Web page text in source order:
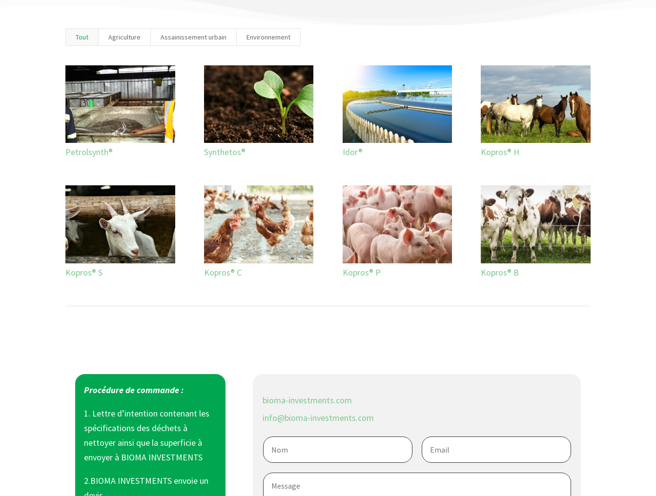
Tout Agriculture Assainissement urbain Environnement
Petrolsynth® Synthetos® Idor® Kopros® H
Kopros® S Kopros® C Kopros® P Kopros® B
Procédure de commande :
1. Lettre d’intention contenant les
spécifications des déchets à
nettoyer ainsi que la superficie à
envoyer à BIOMA INVESTMENTS
2.BIOMA INVESTMENTS envoie un
bioma-investments.com
info@bioma-investments.com